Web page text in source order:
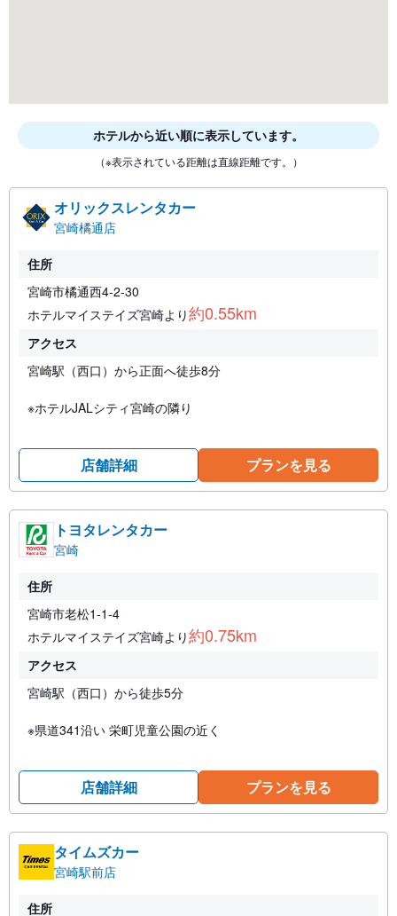
ホテルから近い順に表示しています。
（※表示されている距離は直線距離です。）
オリックスレンタカー
宮崎橘通店
住所
宮崎市橘通西4-2-30
ホテルマイステイズ宮崎より約0.55km
アクセス
宮崎駅（西口）から正面へ徒歩8分
※ホテルJALシティ宮崎の隣り
店舗詳細 プランを見る
トヨタレンタカー
宮崎
住所
宮崎市老松1-1-4
ホテルマイステイズ宮崎より約0.75km
アクセス
宮崎駅（西口）から徒歩5分
※県道341沿い 栄町児童公園の近く
店舗詳細 プランを見る
タイムズカー
宮崎駅前店
住所